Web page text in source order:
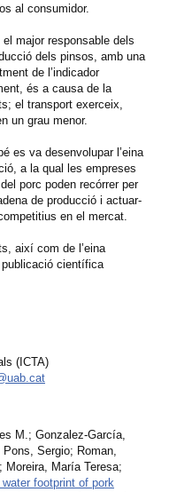
al consumidor.
major responsable dels
dels pinsos, amb una
de l’indicador
és a causa de la
el transport exerceix,
un grau menor.
es va desenvolupar l’eina
a la qual les empreses
porc poden recórrer per
de producció i actuar-
en el mercat.
així com de l’eina
científica
(ICTA)
M.; Gonzalez-García,
Sergio; Roman,
Moreira, María Teresa;
water footprint of pork